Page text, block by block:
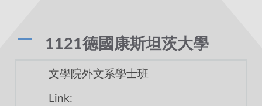
A 1121德國康斯坦茨大學
文學院外文系學士班
Link: